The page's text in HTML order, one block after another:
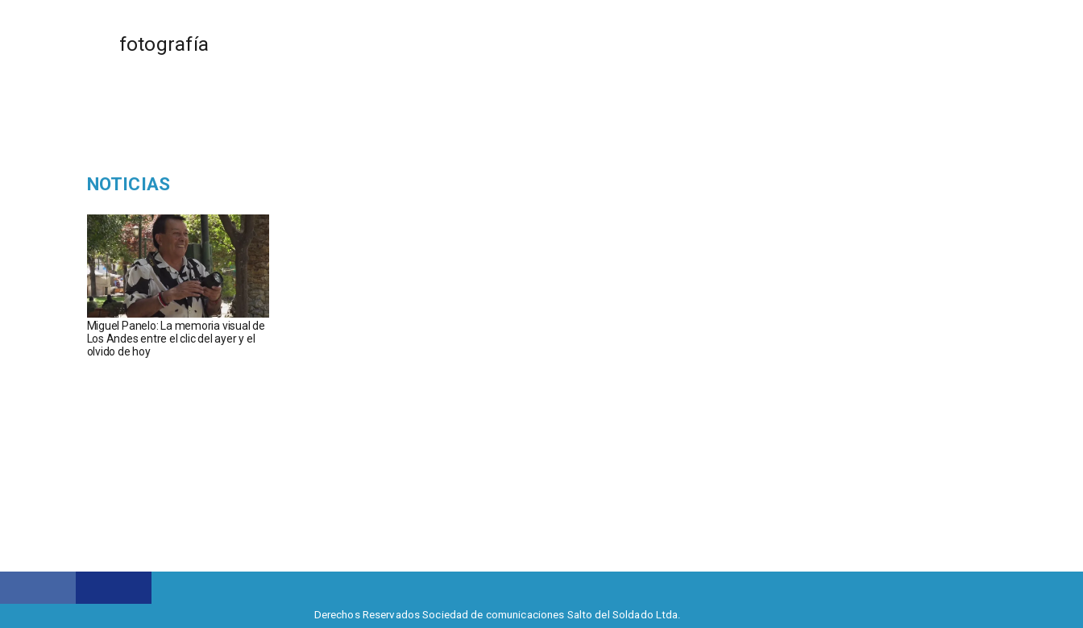
fotografía
NOTICIAS
Miguel Panelo: La memoria visual de
Los Andes entre el clic del ayer y el
olvido de hoy
Derechos Reservados Sociedad de comunicaciones Salto del Soldado Ltda.